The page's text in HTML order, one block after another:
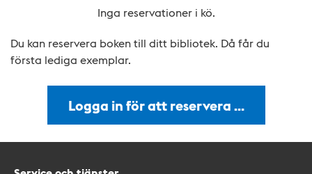
Inga reservationer i kö.
Du kan reservera boken till ditt bibliotek. Då får du
första lediga exemplar.
Logga in för att reservera …